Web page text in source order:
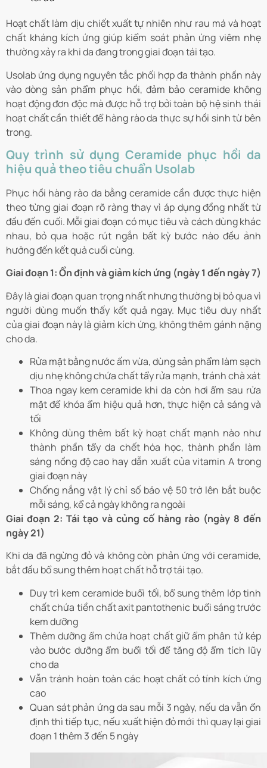
Hoạt chất làm dịu chiết xuất tự nhiên như rau má và hoạt
chất kháng kích ứng giúp kiểm soát phản ứng viêm nhẹ
thường xảy ra khi da đang trong giai đoạn tái tạo.
Usolab ứng dụng nguyên tắc phối hợp đa thành phần này
vào dòng sản phẩm phục hồi, đảm bảo ceramide không
hoạt động đơn độc mà được hỗ trợ bởi toàn bộ hệ sinh thái
hoạt chất cần thiết để hàng rào da thực sự hồi sinh từ bên
trong.
Quy trình sử dụng Ceramide phục hồi da
hiệu quả theo tiêu chuẩn Usolab
Phục hồi hàng rào da bằng ceramide cần được thực hiện
theo từng giai đoạn rõ ràng thay vì áp dụng đồng nhất từ
đầu đến cuối. Mỗi giai đoạn có mục tiêu và cách dùng khác
nhau, bỏ qua hoặc rút ngắn bất kỳ bước nào đều ảnh
hưởng đến kết quả cuối cùng.
Giai đoạn 1: Ổn định và giảm kích ứng (ngày 1 đến ngày 7)
Đây là giai đoạn quan trọng nhất nhưng thường bị bỏ qua vì
người dùng muốn thấy kết quả ngay. Mục tiêu duy nhất
của giai đoạn này là giảm kích ứng, không thêm gánh nặng
cho da.
Rửa mặt bằng nước ấm vừa, dùng sản phẩm làm sạch
dịu nhẹ không chứa chất tẩy rửa mạnh, tránh chà xát
Thoa ngay kem ceramide khi da còn hơi ẩm sau rửa
mặt để khóa ẩm hiệu quả hơn, thực hiện cả sáng và
tối
Không dùng thêm bất kỳ hoạt chất mạnh nào như
thành phần tẩy da chết hóa học, thành phần làm
sáng nồng độ cao hay dẫn xuất của vitamin A trong
giai đoạn này
Chống nắng vật lý chỉ số bảo vệ 50 trở lên bắt buộc
mỗi sáng, kể cả ngày không ra ngoài
Giai đoạn 2: Tái tạo và củng cố hàng rào (ngày 8 đến
ngày 21)
Khi da đã ngừng đỏ và không còn phản ứng với ceramide,
bắt đầu bổ sung thêm hoạt chất hỗ trợ tái tạo.
Duy trì kem ceramide buổi tối, bổ sung thêm lớp tinh
chất chứa tiền chất axit pantothenic buổi sáng trước
kem dưỡng
Thêm dưỡng ẩm chứa hoạt chất giữ ẩm phân tử kép
vào bước dưỡng ẩm buổi tối để tăng độ ẩm tích lũy
cho da
Vẫn tránh hoàn toàn các hoạt chất có tính kích ứng
cao
Quan sát phản ứng da sau mỗi 3 ngày, nếu da vẫn ổn
định thì tiếp tục, nếu xuất hiện đỏ mới thì quay lại giai
đoạn 1 thêm 3 đến 5 ngày